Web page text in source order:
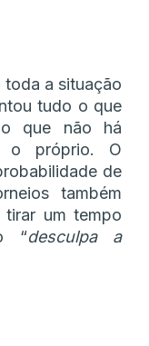
a situação
tudo o que
que não há
o próprio. O
de
também
um tempo
“desculpa a